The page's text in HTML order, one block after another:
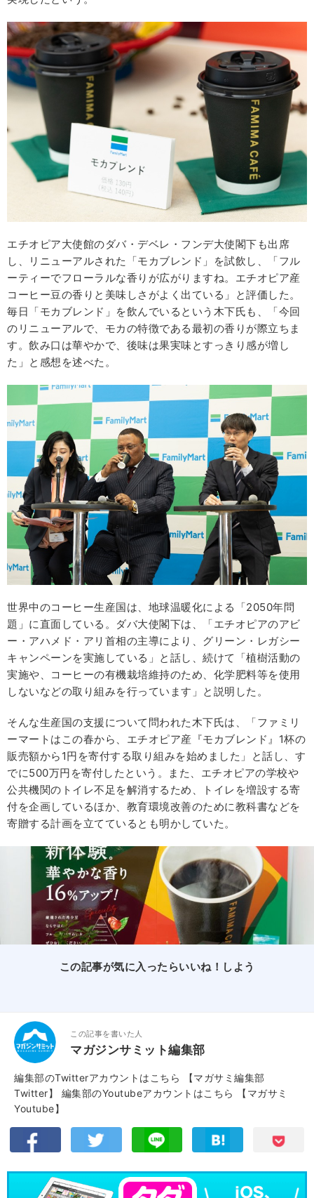
エチオピア大使館のダバ・デベレ・フンデ大使閣下も出席
し、リニューアルされた「モカブレンド」を試飲し、「フル
ーティーでフローラルな香りが広がりますね。エチオピア産
コーヒー豆の香りと美味しさがよく出ている」と評価した。
毎日「モカブレンド」を飲んでいるという木下氏も、「今回
のリニューアルで、モカの特徴である最初の香りが際立ちま
す。飲み口は華やかで、後味は果実味とすっきり感が増し
た」と感想を述べた。
世界中のコーヒー生産国は、地球温暖化による「2050年問
題」に直面している。ダバ大使閣下は、「エチオピアのアビ
ー・アハメド・アリ首相の主導により、グリーン・レガシー
キャンペーンを実施している」と話し、続けて「植樹活動の
実施や、コーヒーの有機栽培維持のため、化学肥料等を使用
しないなどの取り組みを行っています」と説明した。
そんな生産国の支援について問われた木下氏は、「ファミリ
ーマートはこの春から、エチオピア産『モカブレンド』1杯の
販売額から1円を寄付する取り組みを始めました」と話し、す
でに500万円を寄付したという。また、エチオピアの学校や
公共機関のトイレ不足を解消するため、トイレを増設する寄
付を企画しているほか、教育環境改善のために教科書などを
寄贈する計画を立てているとも明かしていた。
この記事が気に入ったらいいね！しよう
この記事を書いた人
マガジンサミット編集部
編集部のTwitterアカウントはこちら
【マガサミ編集部
Twitter】
編集部のYoutubeアカウントはこちら
【マガサミ
Youtube】